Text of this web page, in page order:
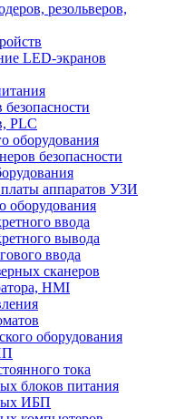
резольверов,
LED-экранов
PLC
оборудования
безопасности
аппаратов УЗИ
оборудования
ввода
вывода
ввода
сканеров
HMI
оборудования
тока
блоков питания
ИБП